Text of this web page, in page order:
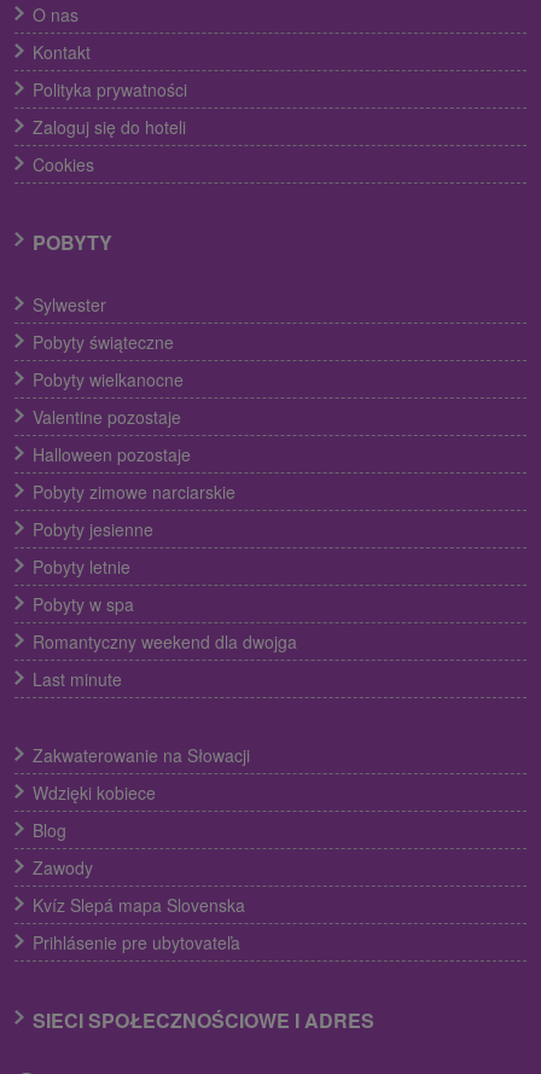
O nas
Kontakt
Polityka prywatności
Zaloguj się do hoteli
Cookies
POBYTY
Sylwester
Pobyty świąteczne
Pobyty wielkanocne
Valentine pozostaje
Halloween pozostaje
Pobyty zimowe narciarskie
Pobyty jesienne
Pobyty letnie
Pobyty w spa
Romantyczny weekend dla dwojga
Last minute
Zakwaterowanie na Słowacji
Wdzięki kobiece
Blog
Zawody
Kvíz Slepá mapa Slovenska
Prihlásenie pre ubytovateľa
SIECI SPOŁECZNOŚCIOWE I ADRES